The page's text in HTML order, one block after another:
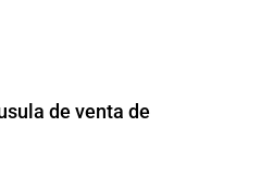
de venta de